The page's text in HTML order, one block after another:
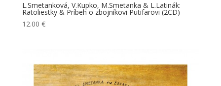
L.Smetanková, V.Kupko, M.Smetanka & L.Latinák:
Ratoliestky & Príbeh o zbojníkovi Putifarovi (2CD)
12.00 €